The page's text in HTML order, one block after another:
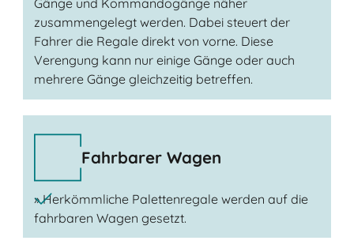
Gänge und Kommandogänge näher
zusammengelegt werden. Dabei steuert der
Fahrer die Regale direkt von vorne. Diese
Verengung kann nur einige Gänge oder auch
mehrere Gänge gleichzeitig betreffen.
Fahrbarer Wagen
» Herkömmliche Palettenregale werden auf die
fahrbaren Wagen gesetzt.